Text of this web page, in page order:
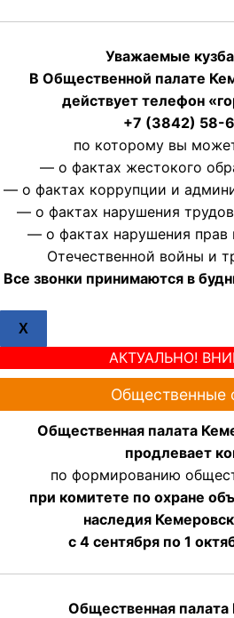
Уважаемые
В Общественной палате
действует телефон
+7 (3842) 58-
по которому вы
— о фактах жестокого
— о фактах коррупции и
— о фактах нарушения
— о фактах нарушения прав
Отечественной войны и
Все звонки принимаются в
X
АКТУАЛЬНО!
Общественные
Общественная палата
продлевает
по формированию
при комитете по охране
наследия
с 4 сентября по 1
Общественная палата